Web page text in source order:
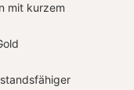
mit kurzem